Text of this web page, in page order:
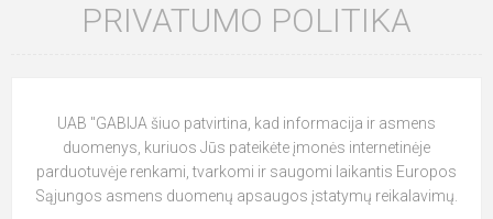
PRIVATUMO POLITIKA
UAB "GABIJA šiuo patvirtina, kad informacija ir asmens
duomenys, kuriuos Jūs pateikėte įmonės internetinėje
parduotuvėje renkami, tvarkomi ir saugomi laikantis Europos
Sąjungos asmens duomenų apsaugos įstatymų reikalavimų.